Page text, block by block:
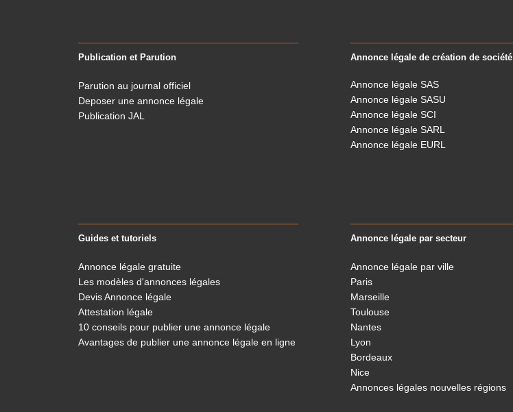
Publication et Parution
Parution au journal officiel
Deposer une annonce légale
Publication JAL
Annonce légale de création de société
Annonce légale SAS
Annonce légale SASU
Annonce légale SCI
Annonce légale SARL
Annonce légale EURL
Guides et tutoriels
Annonce légale gratuite
Les modèles d'annonces légales
Devis Annonce légale
Attestation légale
10 conseils pour publier une annonce légale
Avantages de publier une annonce légale en ligne
Annonce légale par secteur
Annonce légale par ville
Paris
Marseille
Toulouse
Nantes
Lyon
Bordeaux
Nice
Annonces légales nouvelles régions